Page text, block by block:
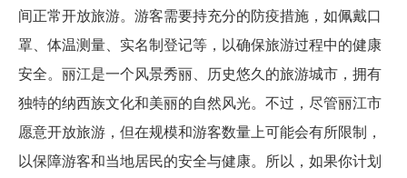
间正常开放旅游。游客需要持充分的防疫措施，如佩戴口
罩、体温测量、实名制登记等，以确保旅游过程中的健康
安全。丽江是一个风景秀丽、历史悠久的旅游城市，拥有
独特的纳西族文化和美丽的自然风光。不过，尽管丽江市
愿意开放旅游，但在规模和游客数量上可能会有所限制，
以保障游客和当地居民的安全与健康。所以，如果你计划